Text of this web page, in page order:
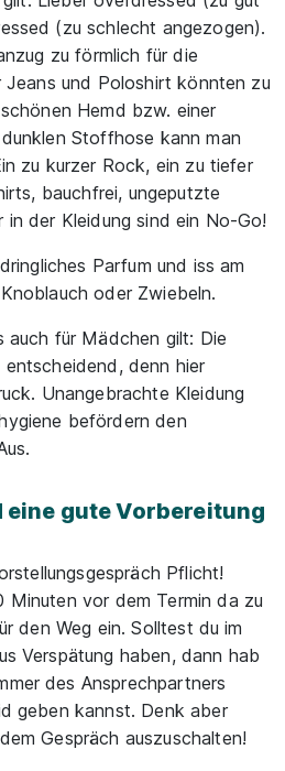
(zu schlecht angezogen).
zu förmlich für die
und Poloshirt könnten zu
Hemd bzw. einer
Stoffhose kann man
zu kurzer Rock, ein zu tiefer
bauchfrei, ungeputzte
in der Kleidung sind ein No-Go!
Parfum und iss am
oder Zwiebeln.
auch für Mädchen gilt: Die
denn hier
Unangebrachte Kleidung
befördern den
gute Vorbereitung
Pflicht!
Minuten vor dem Termin da zu
den Weg ein. Solltest du im
Verspätung haben, dann hab
des Ansprechpartners
geben kannst. Denk aber
Gespräch auszuschalten!